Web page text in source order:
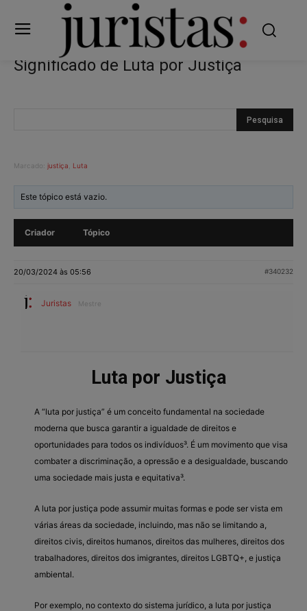
Significado de Luta por Justiça
Marcado: justiça Luta
Este tópico está vazio.
Criador Tópico
20/03/2024 às 05:56 #340232
Juristas Mestre
Luta por Justiça
A “luta por justiça” é um conceito fundamental na sociedade
moderna que busca garantir a igualdade de direitos e
oportunidades para todos os indivíduos³. É um movimento que visa
combater a discriminação, a opressão e a desigualdade, buscando
uma sociedade mais justa e equitativa³.
A luta por justiça pode assumir muitas formas e pode ser vista em
várias áreas da sociedade, incluindo, mas não se limitando a,
direitos civis, direitos humanos, direitos das mulheres, direitos dos
trabalhadores, direitos dos imigrantes, direitos LGBTQ+, e justiça
ambiental.
Por exemplo, no contexto do sistema jurídico, a luta por justiça